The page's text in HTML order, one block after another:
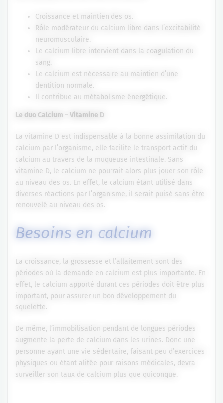
Croissance et maintien des os.
Rôle modérateur du calcium libre dans l’excitabilité
neuromusculaire.
Le calcium libre intervient dans la coagulation du
sang.
Le calcium est nécessaire au maintien d’une
dentition normale.
Il contribue au métabolisme énergétique.
Le duo Calcium – Vitamine D
La vitamine D est indispensable à la bonne assimilation du
calcium par l’organisme, elle facilite le transport actif du
calcium au travers de la muqueuse intestinale. Sans
vitamine D, le calcium ne pourrait alors plus jouer son rôle
au niveau des os. En effet, le calcium étant utilisé dans
diverses réactions par l’organisme, il serait puisé sans être
renouvelé au niveau des os.
Besoins en calcium
La croissance, la grossesse et l’allaitement sont des
périodes où la demande en calcium est plus importante. En
effet, le calcium apporté durant ces périodes doit être plus
important, pour assurer un bon développement du
squelette.
De même, l’immobilisation pendant de longues périodes
augmente la perte de calcium dans les urines. Donc une
personne ayant une vie sédentaire, faisant peu d’exercices
physiques ou étant alitée pour raisons médicales, devra
surveiller son taux de calcium plus que quiconque.